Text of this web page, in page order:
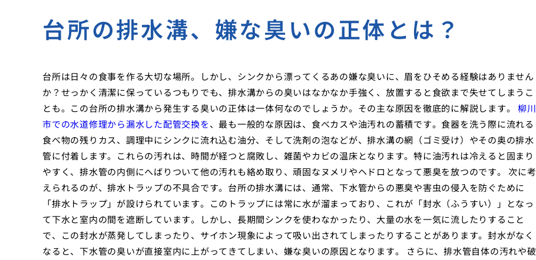
台所の排水溝、嫌な臭いの正体とは？
台所は日々の食事を作る大切な場所。しかし、シンクから漂ってくるあの嫌な臭いに、眉をひそめる経験はありません
か？せっかく清潔に保っているつもりでも、排水溝からの臭いはなかなか手強く、放置すると食欲まで失せてしまうこ
とも。この台所の排水溝から発生する臭いの正体は一体何なのでしょうか。その主な原因を徹底的に解説します。
柳川
市での水道修理から漏水した配管交換を、最も一般的な原因は、食べカスや油汚れの蓄積です。食器を洗う際に流れる
食べ物の残りカス、調理中にシンクに流れ込む油分、そして洗剤の泡などが、排水溝の網（ゴミ受け）やその奥の排水
管に付着します。これらの汚れは、時間が経つと腐敗し、雑菌やカビの温床となります。特に油汚れは冷えると固まり
やすく、排水管の内側にへばりついて他の汚れも絡め取り、頑固なヌメリやヘドロとなって悪臭を放つのです。 次に考
えられるのが、排水トラップの不具合です。台所の排水溝には、通常、下水管からの悪臭や害虫の侵入を防ぐために
「排水トラップ」が設けられています。このトラップには常に水が溜まっており、これが「封水（ふうすい）」となっ
て下水と室内の間を遮断しています。しかし、長期間シンクを使わなかったり、大量の水を一気に流したりすること
で、この封水が蒸発してしまったり、サイホン現象によって吸い出されてしまったりすることがあります。封水がなく
なると、下水管の臭いが直接室内に上がってきてしまい、嫌な臭いの原因となります。 さらに、排水管自体の汚れや破